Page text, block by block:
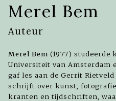
Merel Bem
Auteur
Merel Bem (1977) studeerde
Universiteit van Amsterdam
gaf les aan de Gerrit
schrijft over kunst,
kranten en tijdschriften,